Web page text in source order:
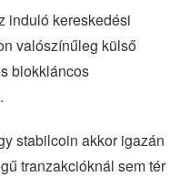
induló kereskedési
valószínűleg külső
blokkláncos
stabilcoin akkor igazán
tranzakcióknál sem tér